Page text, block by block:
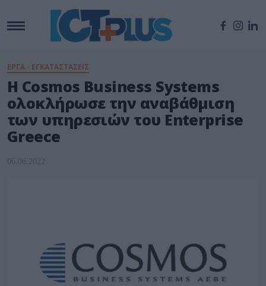
ΕΡΓΑ - ΕΓΚΑΤΑΣΤΑΣΕΙΣ
H Cosmos Business Systems
ολοκλήρωσε την αναβάθμιση
των υπηρεσιών του Enterprise
Greece
06.06.2022